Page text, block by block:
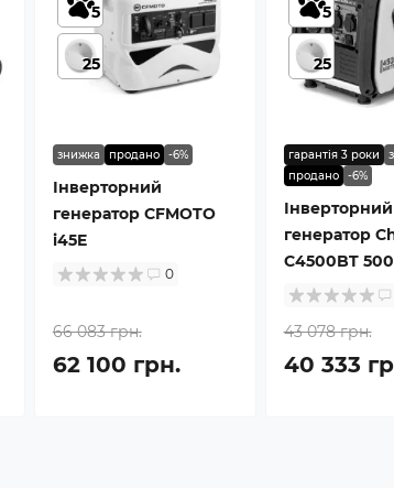
знижка продано -6%
Інверторний
генератор CFMOTO
i45E
5
25
0
66 083 грн.
62 100 грн.
гарантія 3 роки
продано
-6%
Інверторний
генератор
C4500BT
5
25
43 078 грн.
40 333